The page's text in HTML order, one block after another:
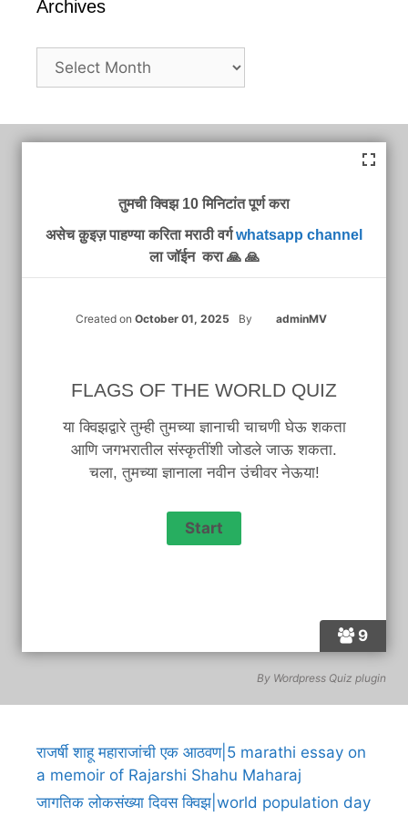
Archives
Archives
9
तुमची क्विझ 10 मिनिटांत पूर्ण करा
असेच क़ुइज़ पाहण्या करिता मराठी वर्गwhatsapp channel
ला जॉईन करा 🙏 🙏
Created on October 01, 2025 By adminMV
FLAGS OF THE WORLD QUIZ
या क्विझद्वारे तुम्ही तुमच्या ज्ञानाची चाचणी घेऊ शकता
आणि जगभरातील संस्कृतींशी जोडले जाऊ शकता.
चला, तुमच्या ज्ञानाला नवीन उंचीवर नेऊया!
By Wordpress Quiz plugin
राजर्षी शाहू महाराजांची एक आठवण|5 marathi essay on
a memoir of Rajarshi Shahu Maharaj
जागतिक लोकसंख्या दिवस क्विझ|world population day